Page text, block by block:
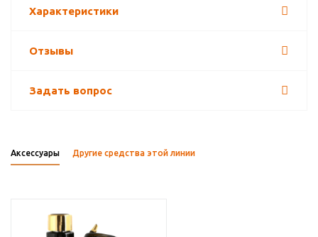
Характеристики
Отзывы
Задать вопрос
Аксессуары Другие средства этой линии